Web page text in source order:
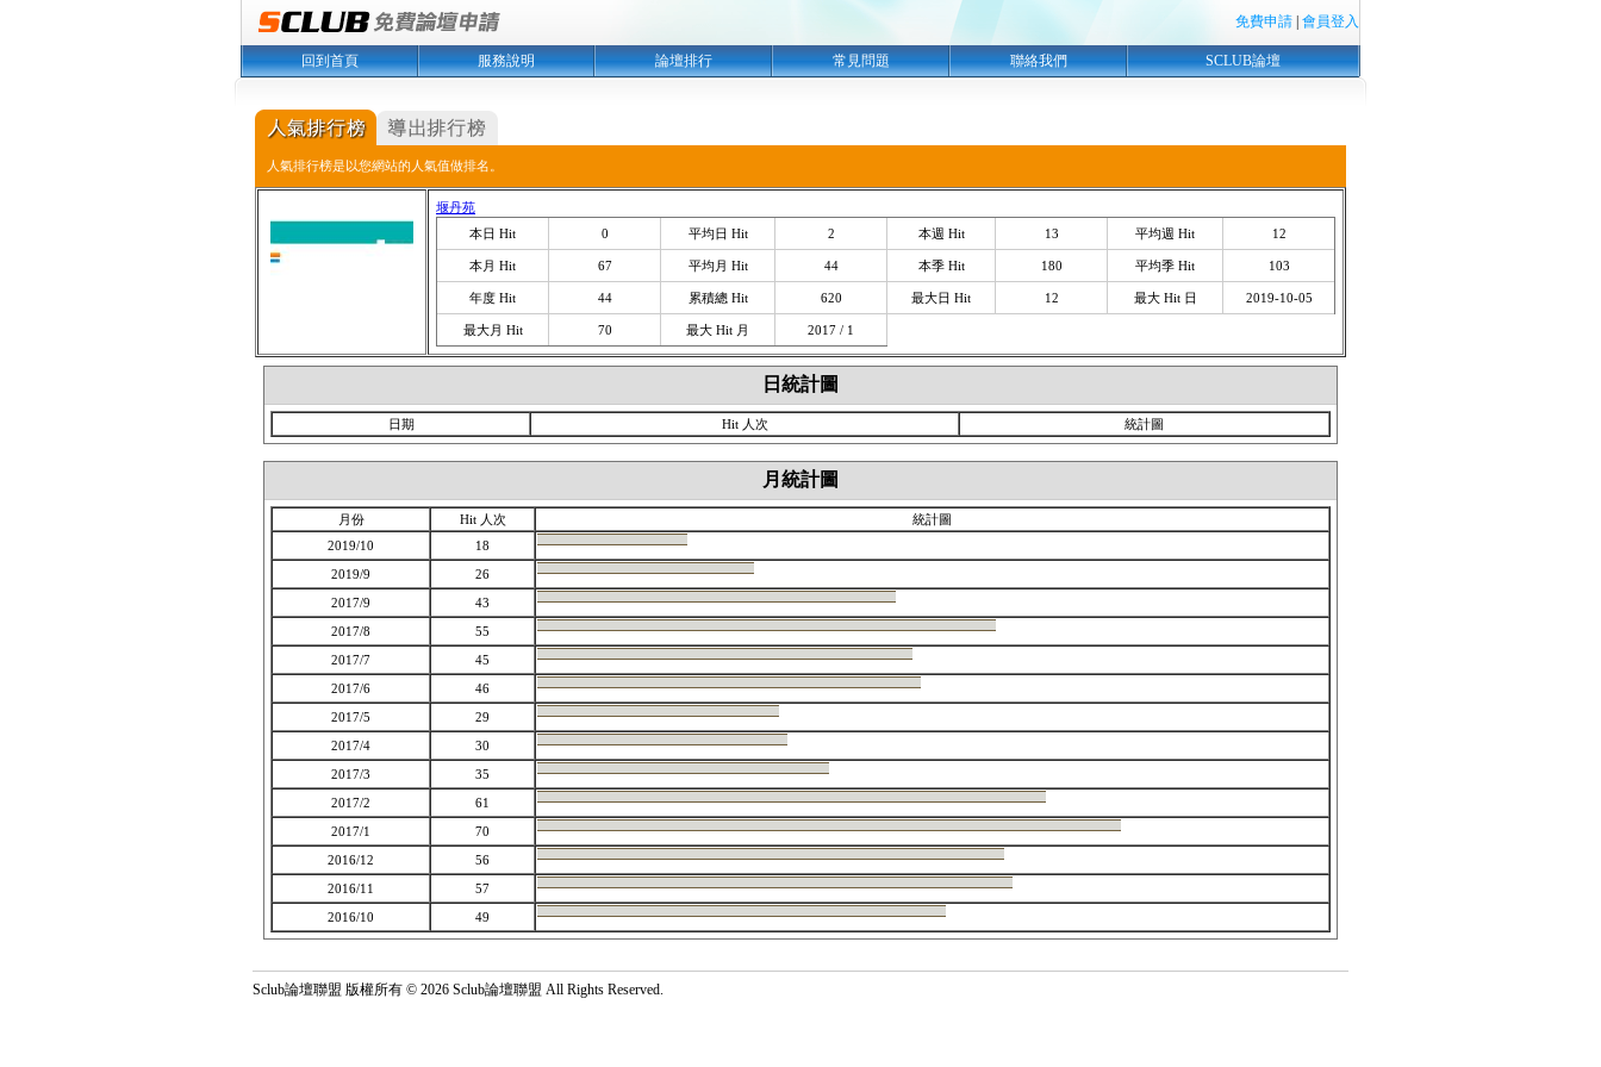
免費申請 會員登入
回到首頁 服務說明 論壇排行 常見問題 聯絡我們 SCLUB論壇
人氣排行榜是以您網站的人氣值做排名。
堰丹苑
本日 Hit
0 平均日 Hit 2 本週 Hit 13 平均週 Hit 12
本月 Hit 67 平均月 Hit 44 本季 Hit 180 平均季 Hit 103
年度 Hit 44 累積總 Hit 620 最大日 Hit 12 最大 Hit 日 2019-10-05
最大月 Hit 70 最大 Hit 月 2017 / 1
日統計圖
日期 Hit 人次 統計圖
月統計圖
月份 Hit 人次
統計圖
2019/10
18
2019/9
26
2017/9
43
2017/8
55
2017/7
45
2017/6
46
2017/5
29
2017/4
30
2017/3
35
2017/2
61
2017/1
70
2016/12
56
2016/11
57
2016/10
49
Sclub論壇聯盟 版權所有 © 2026 Sclub論壇聯盟 All Rights Reserved.